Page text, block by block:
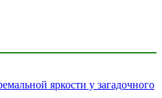
яркости у загадочного